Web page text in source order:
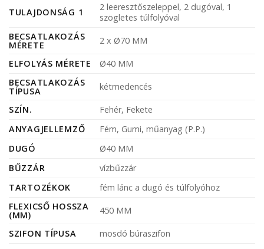
TULAJDONSÁG 1
2 leeresztőszeleppel, 2 dugóval, 1
szögletes túlfolyóval
BECSATLAKOZÁS
MÉRETE 2 x Ø70 MM
ELFOLYÁS MÉRETE
Ø40 MM
BECSATLAKOZÁS
TÍPUSA kétmedencés
SZÍN.
Fehér, Fekete
ANYAGJELLEMZŐ
Fém, Gumi, műanyag (P.P.)
DUGÓ
Ø40 MM
BŰZZÁR
vízbűzzár
TARTOZÉKOK
fém lánc a dugó és túlfolyóhoz
FLEXICSŐ HOSSZA
(MM) 450 MM
SZIFON TÍPUSA mosdó búraszifon